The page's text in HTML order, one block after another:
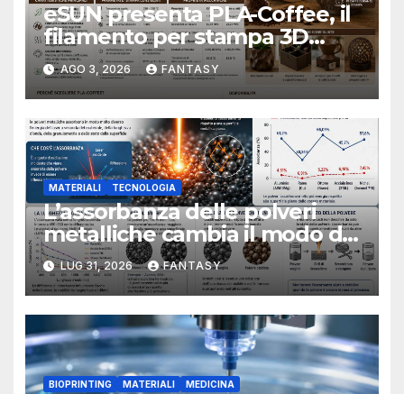
eSUN presenta PLA-Coffee, il
filamento per stampa 3D
sviluppato con fondi di caffè
recuperati
AGO 3, 2026 FANTASY
MATERIALI TECNOLOGIA
L’assorbanza delle polveri
metalliche cambia il modo di
interpretare la fusione laser
LUG 31, 2026 FANTASY
BIOPRINTING MATERIALI MEDICINA